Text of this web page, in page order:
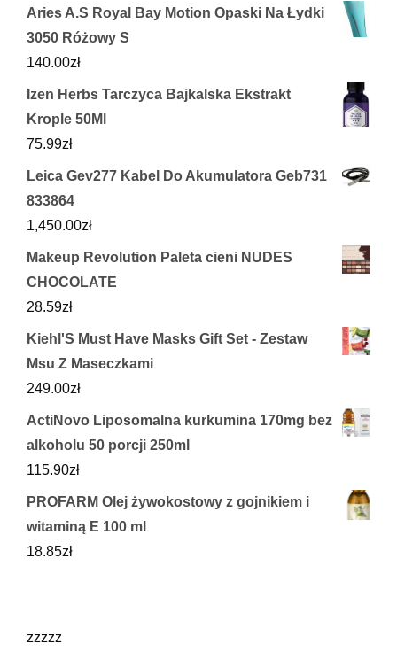
Aries A.S Royal Bay Motion Opaski Na Łydki
3050 Różowy S
140.00zł
Izen Herbs Tarczyca Bajkalska Ekstrakt
Krople 50Ml
75.99zł
Leica Gev277 Kabel Do Akumulatora Geb731
833864
1,450.00zł
Makeup Revolution Paleta cieni NUDES
CHOCOLATE
28.59zł
Kiehl'S Must Have Masks Gift Set - Zestaw
Msu Z Maseczkami
249.00zł
ActiNovo Liposomalna kurkumina 170mg bez
alkoholu 50 porcji 250ml
115.90zł
PROFARM Olej żywokostowy z gojnikiem i
witaminą E 100 ml
18.85zł
zzzzz